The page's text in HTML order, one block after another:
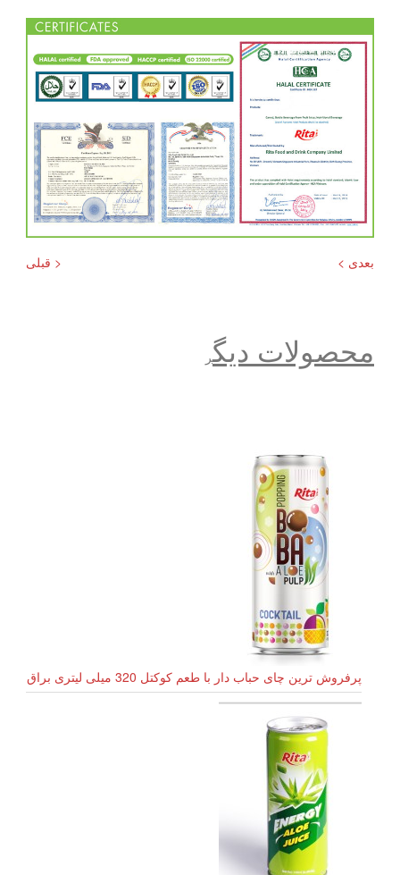
< قبلی بعدی >
محصولات دیگر
پرفروش ترین چای حباب دار با طعم کوکتل 320 میلی لیتری براق